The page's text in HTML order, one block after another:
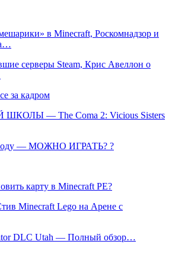
в Minecraft, Роскомнадзор и
серверы Steam, Крис Авеллон о
за кадром
— The Coma 2: Vicious Sisters
году — МОЖНО ИГРАТЬ? ?
карту в Minecraft PE?
Minecraft Lego на Арене с
DLC Utah — Полный обзор…